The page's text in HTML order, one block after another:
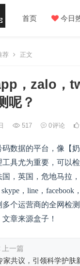
首页 今日
荐 正文
，zalo，
呢？
517 0评论
数据的平台，像 【
具尤为重要，可以
，英国，危地马拉
skype，line，
个运营商的全网检
章来源盒子！
上一篇
家共议，引领科学护肤